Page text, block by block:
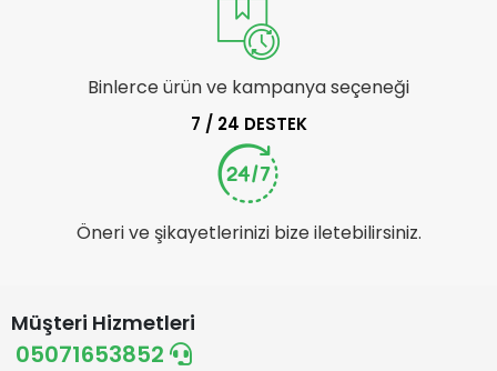
Binlerce ürün ve kampanya seçeneği
7 / 24 DESTEK
Öneri ve şikayetlerinizi bize iletebilirsiniz.
Müşteri Hizmetleri
05071653852